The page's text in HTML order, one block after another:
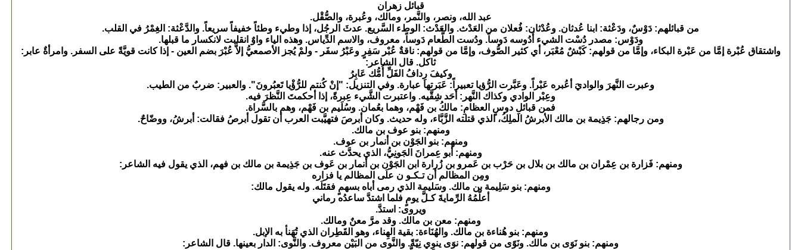
قبائل زهران
عبد الله، ونصر، والنَّمر، ومالك، وعُبرة، والصُّقْل.
من قبائلهم: دَوْسٌ، ودَعْثة: ابنا عُدثان. وعُدْثان: فُعلان من العَدْث. والعَدْث: الوطء السَّريع. عدثَ الرجُل، إذا وطيء وطئاً خفيفاً سريعاً. والدَّعْثة: الغِمْرُ في القلب.
ودَوْس: مصدر دُسْت الشيء أَدُوسه دَوساً. ودُست الطَّعام دَوساً، معروف، والاسم الدِّياس. وهذه الياء واوٌ انقلبت لانكسار ما قبلها.
واشتقاق عُبْرة إمَّا من عَبْرة البكاء، وإمَّا من قولهم: كَبْشٌ مُعْبَر، أي كثير الصُّوف، وإمَّا من قولهم: ناقةٌ عُبْر سَفِرٍ وعَبْرُ سفَر - ولمْ يُجز الأصمعيُّ إلاَّ عُبْرَ بضم العين - إذا كانت قويَّةً على السفر. وامرأةٌ عابر:
ثاكل. قال الشاعر:
وكيفَ رِدافُ الفَلِّ أُمُّك عَابِرُ
وعبرت النَّهرَ والواديَ أعُبره عَبْراً. وعَبَّرت الرُّؤيا تعبيراً: عَبَرتها عبارة. وفي التنزيل: "إنْ كُنتم للرُّؤْيا تَعبُرونَ". والعبير: ضربٌ من الطيب.
وعِبْر الوادي وكذاك النَّهر: أحَد شِقَّيه. واعتبرت الشَّيء عِبرةً، إذا أحكمتَ النَّظرَ فيه.
فمن قبائلِ دوسٍ العظامِ: مالكُ بن فَهْم، وهما بعُمان. وسُلَيم بن فَهْم، وهم بالسَّراة.
ومن رجالهم: جَذِِيمة بن مالك الأبرشُ الملِكُ، الذي قتلته الزَّبَّاء، وله حديث. وكان أبرصَ فتهيَّبت العرب أن تقول أبرصُ فقالت: أبرشُ، ووضّاحٌ.
ومنهم: بنو عوف بن مالك.
ومنهم: بنو الجَوْن بن أنمار بن عوف.
ومنهم: أبو عِمرانَ الجَونِيُّ، الذي يحدَّث عنه.
ومنهم: فَزارة بن عِمْران بن مالك بن بلال بن حَرْب بن عَمرو بن زُرارة ابن الجَوْن بن أنمار بن عَوف بن جَذِيمة بن مالك بن فهم، الذي يقول فيه الشاعر:
ومِن المظالم أن تـكـو ن علَى المظالم يا فزاره
ومنهم: بنو سَلِيمة بن مالك. وسَليمة الذي رمى أباه بسهمٍ فقتَلَه. وله يقول مالك:
أعلَّمُهُ الرِّمايةَ كـلَّ يومٍ فلما اشتدَّ ساعدُه رماني
ويروى: استدَّ.
ومنهم: معن بن مالك. وقد مرَّ معنٌ ومالك.
ومنهم: بنو هُناءة بن مالك. والهُنَاءة: بقية الهِناء، وهو القَطِران الذي تُهَنأ به الإبل.
ومنهم: بنو نَوَى بن مالك. ونَوًى من قولهم: نوَى ينوِي نِيّةً. والنَّوى من البَيْن معروف. والنَّوى: الدار بعينها. قال الشاعر: